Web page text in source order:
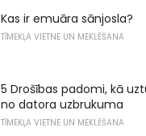
Kas ir emuāra sānjosla?
TĪMEKĻA VIETNE UN MEKLĒŠANA
5 Drošības padomi, kā
no datora uzbrukuma
TĪMEKĻA VIETNE UN MEKLĒŠANA